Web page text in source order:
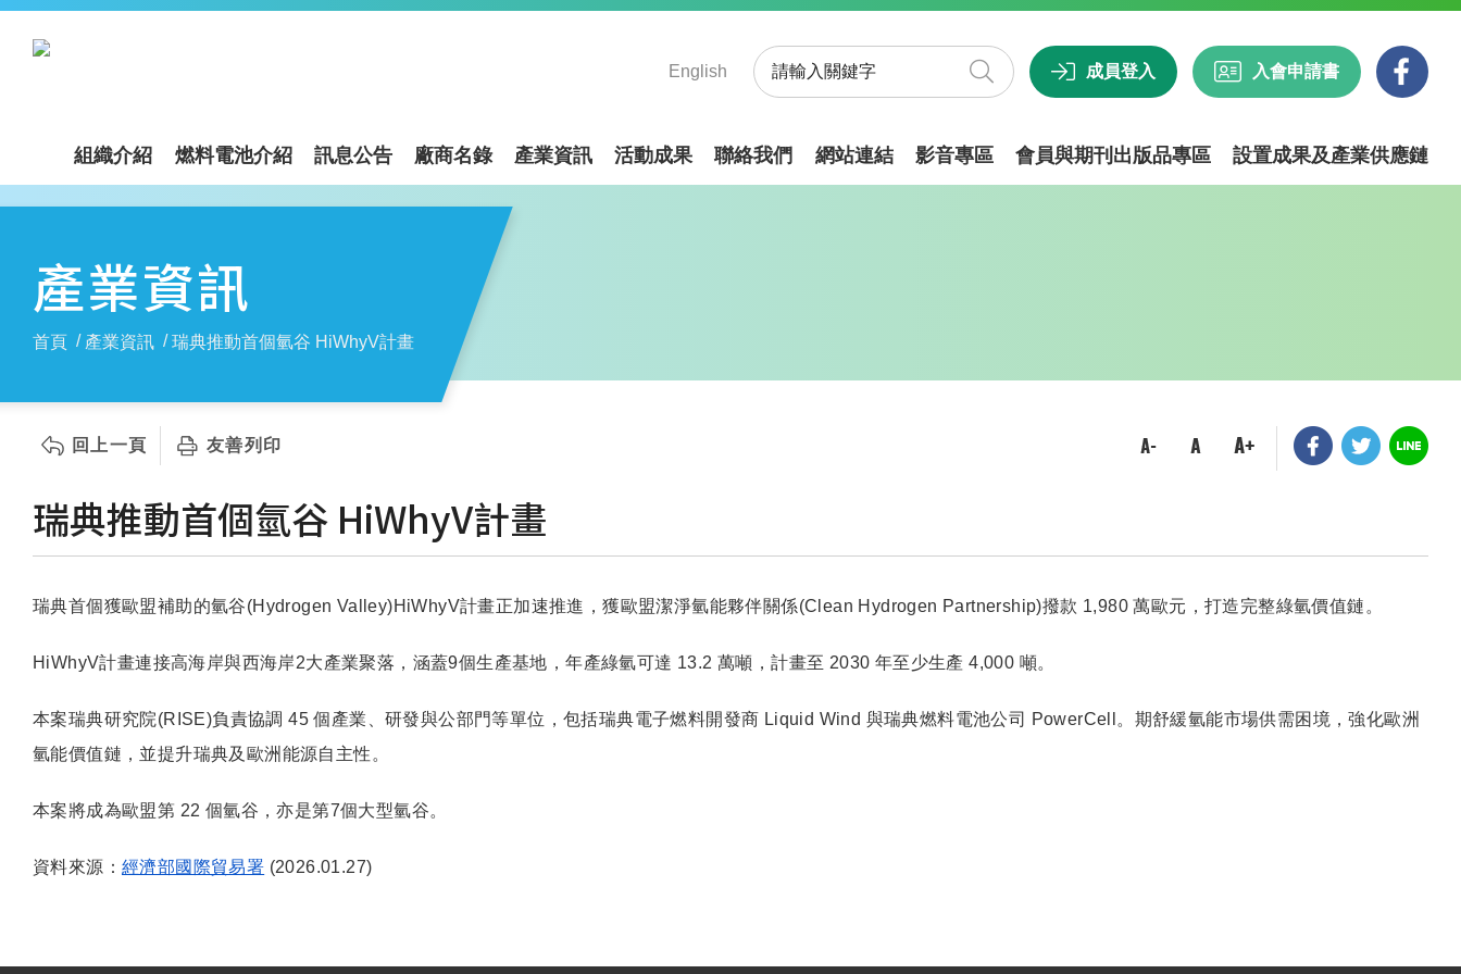
English 成員登入 入會申請書
組織介紹 燃料電池介紹 訊息公告 廠商名錄 產業資訊 活動成果 聯絡我們 網站連結 影音專區 會員與期刊出版品專區 設置成果及產業供應鏈
產業資訊
首頁 產業資訊 瑞典推動首個氫谷 HiWhyV計畫
回上一頁 友善列印
瑞典推動首個氫谷 HiWhyV計畫
瑞典首個獲歐盟補助的氫谷(Hydrogen Valley)HiWhyV計畫正加速推進，獲歐盟潔淨氫能夥伴關係(Clean Hydrogen Partnership)撥款 1,980 萬歐元，打造完整綠氫價值鏈。
HiWhyV計畫連接高海岸與西海岸2大產業聚落，涵蓋9個生產基地，年產綠氫可達 13.2 萬噸，計畫至 2030 年至少生產 4,000 噸。
本案瑞典研究院(RISE)負責協調 45 個產業、研發與公部門等單位，包括瑞典電子燃料開發商 Liquid Wind 與瑞典燃料電池公司 PowerCell。期舒緩氫能市場供需困境，強化歐洲
氫能價值鏈，並提升瑞典及歐洲能源自主性。
本案將成為歐盟第 22 個氫谷，亦是第7個大型氫谷。
資料來源： 經濟部國際貿易署 (2026.01.27)